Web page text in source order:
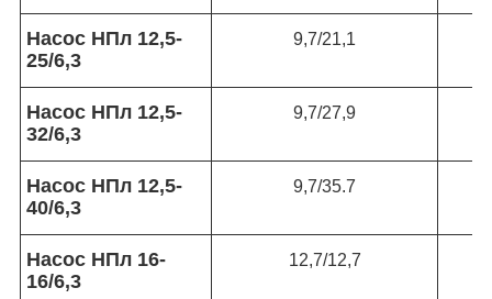
Насос НПл 12,5-
25/6,3
9,7/21,1
Насос НПл 12,5-
32/6,3
9,7/27,9
Насос НПл 12,5-
40/6,3
9,7/35.7
Насос НПл 16-
16/6,3
12,7/12,7